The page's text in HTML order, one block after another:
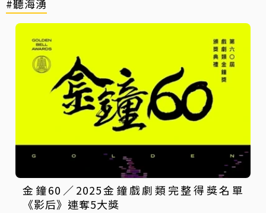
#聽海湧
金鐘60／2025金鐘戲劇類完整得獎名單
《影后》連奪5大獎